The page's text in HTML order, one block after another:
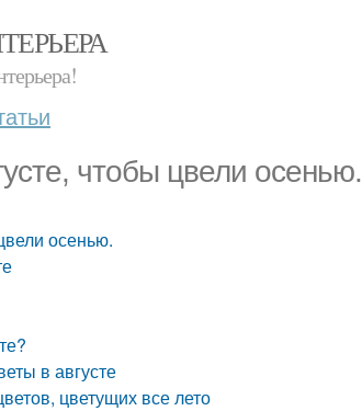
чтобы цвели осенью.
осенью.
в августе
цветущих все лето